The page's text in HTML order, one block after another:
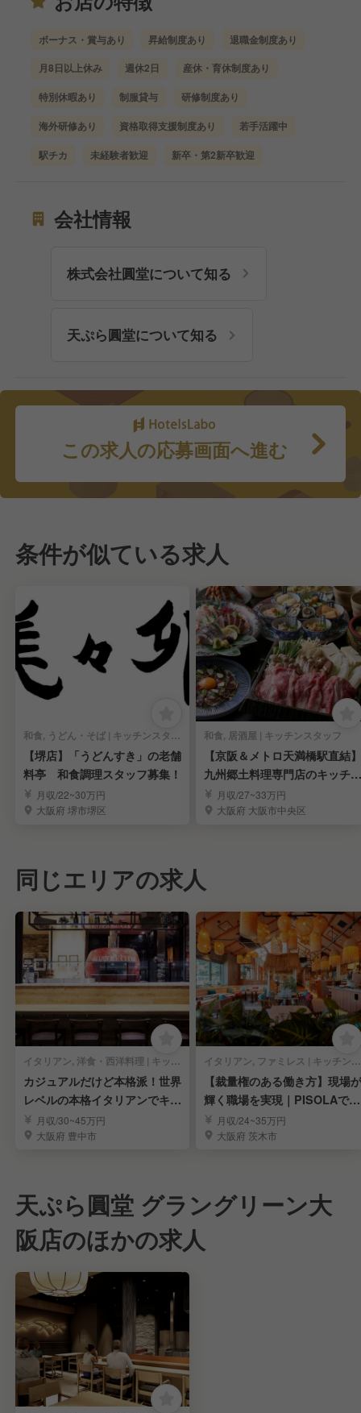
ボーナス・賞与あり 昇給制度あり 退職金制度あり
月8日以上休み 週休2日 産休・育休制度あり
特別休暇あり 制服貸与 研修制度あり
海外研修あり 資格取得支援制度あり 若手活躍中
駅チカ 未経験者歓迎 新卒・第2新卒歓迎
会社情報
株式会社圓堂について知る
天ぷら圓堂について知る
この求人の応募画面へ進む
条件が似ている求人
和食, うどん・そば | キッチンスタッフ
【堺店】「うどんすき」の老舗
料亭 和食調理スタッフ募集！
月収/22~30万円
大阪府 堺市堺区
和食, 居酒屋 | キッチンスタッフ
【京阪＆メトロ天満橋駅直結】
九州郷土料理専門店のキッチン
スタッフ《月9休》
月収/27~33万円
大阪府 大阪市中央区
同じエリアの求人
イタリアン, 洋食・西洋料理 | キッチンスタッフ
カジュアルだけど本格派！世界
レベルの本格イタリアンでキッ
チンスタッフ募集！
月収/30~45万円
大阪府 豊中市
イタリアン, ファミレス | キッチンスタッフ
【裁量権のある働き方】現場が
輝く職場を実現｜PISOLAで料
理長候補募集
月収/24~35万円
大阪府 茨木市
天ぷら圓堂 グラングリーン大
阪店のほかの求人